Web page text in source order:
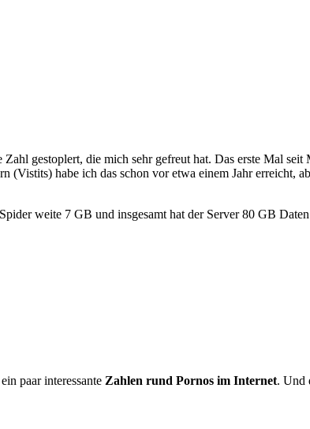
gestoplert, die mich sehr gefreut hat. Das erste Mal seit
habe ich das schon vor etwa einem Jahr erreicht,
weite 7 GB und insgesamt hat der Server 80 GB
paar interessante Zahlen rund Pornos im Internet. Und